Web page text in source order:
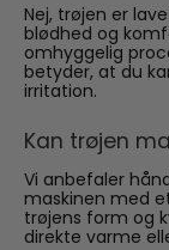
Nej, trøjen er
blødhed og
omhyggelig
betyder, at du
irritation.
Kan trøjen
Vi anbefaler
maskinen med
trøjens form og
direkte varme